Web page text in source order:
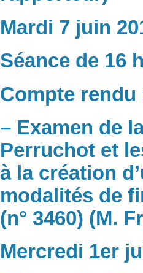
Mardi 7 juin
Séance de 16
Compte rendu
– Examen de
Perruchot et
à la création
modalités de
(n° 3460) (M.
Mercredi 1er